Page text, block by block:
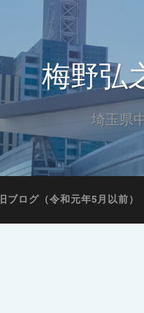
梅野弘
埼玉県
旧ブログ（令和元年5月以前）